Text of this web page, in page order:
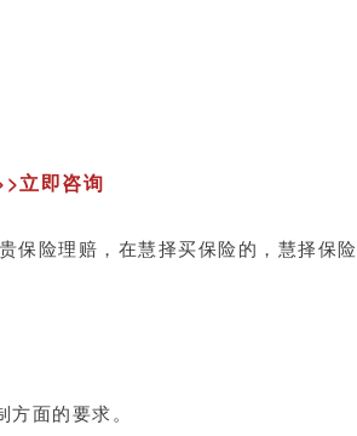
立即咨询
保险理赔，在慧择买保险的，慧择保险
面的要求。